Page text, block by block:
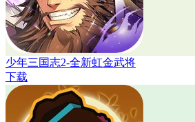
少年三国志2-全新虹金武将
下载